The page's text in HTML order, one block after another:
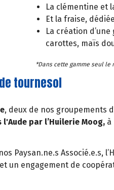
La clémentine et
Et la fraise,
La création
carottes, maïs
*Dans cette gamme seul le
tournesol
, deux de nos groupements
par l’Huilerie Moog, à
Paysan.ne.s Associé.e.s,
un engagement de